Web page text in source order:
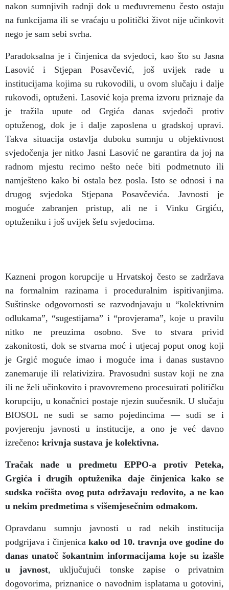
nakon sumnjivih radnji dok u međuvremenu često ostaju
na funkcijama ili se vraćaju u politički život nije učinkovit
nego je sam sebi svrha.
Paradoksalna je i činjenica da svjedoci, kao što su Jasna
Lasović i Stjepan Posavčević, još uvijek rade u
institucijama kojima su rukovodili, u ovom slučaju i dalje
rukovodi, optuženi. Lasović koja prema izvoru priznaje da
je tražila upute od Grgića danas svjedoči protiv
optuženog, dok je i dalje zaposlena u gradskoj upravi.
Takva situacija ostavlja duboku sumnju u objektivnost
svjedočenja jer nitko Jasni Lasović ne garantira da joj na
radnom mjestu recimo nešto neće biti podmetnuto ili
namješteno kako bi ostala bez posla. Isto se odnosi i na
drugog svjedoka Stjepana Posavčevića. Javnosti je
moguće zabranjen pristup, ali ne i Vinku Grgiću,
optuženiku i još uvijek šefu svjedocima.
Kazneni progon korupcije u Hrvatskoj često se zadržava
na formalnim razinama i proceduralnim ispitivanjima.
Suštinske odgovornosti se razvodnjavaju u “kolektivnim
odlukama”, “sugestijama” i “provjerama”, koje u pravilu
nitko ne preuzima osobno. Sve to stvara privid
zakonitosti, dok se stvarna moć i utjecaj poput onog koji
je Grgić moguće imao i moguće ima i danas sustavno
zanemaruje ili relativizira. Pravosudni sustav koji ne zna
ili ne želi učinkovito i pravovremeno procesuirati političku
korupciju, u konačnici postaje njezin suučesnik. U slučaju
BIOSOL ne sudi se samo pojedincima — sudi se i
povjerenju javnosti u institucije, a ono je već davno
izrečeno: krivnja sustava je kolektivna.
Tračak nade u predmetu EPPO-a protiv Peteka,
Grgića i drugih optuženika daje činjenica kako se
sudska ročišta ovog puta održavaju redovito, a ne kao
u nekim predmetima s višemjesečnim odmakom.
Opravdanu sumnju javnosti u rad nekih institucija
podgrijava i činjenica kako od 10. travnja ove godine do
danas unatoč šokantnim informacijama koje su izašle
u javnost, uključujući tonske zapise o privatnim
dogovorima, priznanice o navodnim isplatama u gotovini,